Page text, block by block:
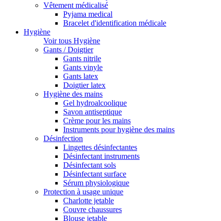
Vêtement médicalisé
Pyjama medical
Bracelet d'identification médicale
Hygiène
Voir tous Hygiène
Gants / Doigtier
Gants nitrile
Gants vinyle
Gants latex
Doigtier latex
Hygiène des mains
Gel hydroalcoolique
Savon antiseptique
Crème pour les mains
Instruments pour hygiène des mains
Désinfection
Lingettes désinfectantes
Désinfectant instruments
Désinfectant sols
Désinfectant surface
Sérum physiologique
Protection à usage unique
Charlotte jetable
Couvre chaussures
Blouse jetable